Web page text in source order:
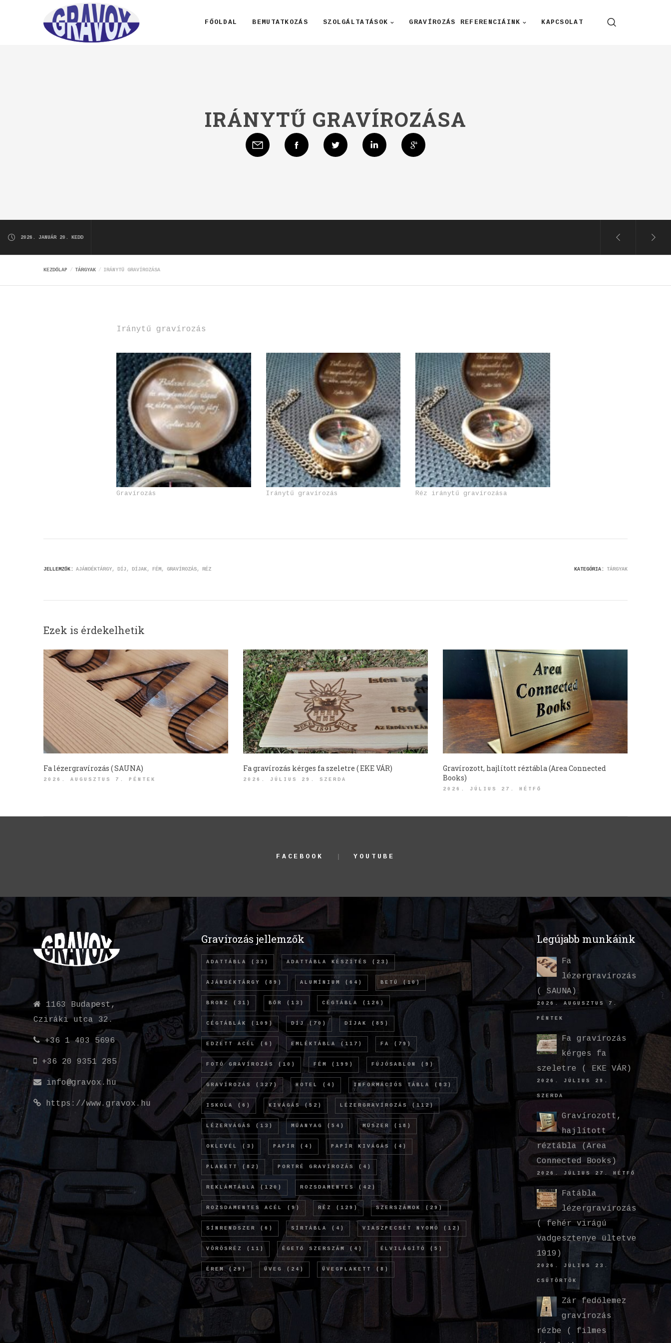
FŐOLDAL BEMUTATKOZÁS SZOLGÁLTATÁSOK GRAVÍROZÁS REFERENCIÁINK KAPCSOLAT
IRÁNYTŰ GRAVÍROZÁSA
2026. JANUÁR 20. KEDD
KEZDŐLAP TÁRGYAK IRÁNYTŰ GRAVÍROZÁSA
Iránytű gravírozás
Gravírozás Iránytű gravírozás Réz iránytű gravírozása
JELLEMZŐK: AJÁNDÉKTÁRGY DÍJ DÍJAK FÉM GRAVÍROZÁS RÉZ KATEGÓRIA: TÁRGYAK
Ezek is érdekelhetik
Fa lézergravírozás ( SAUNA)
2026. AUGUSZTUS 7. PÉNTEK
Fa gravírozás kérges fa szeletre ( EKE VÁR)
2026. JÚLIUS 29. SZERDA
Gravírozott, hajlított réztábla (Area Connected
Books)
2026. JÚLIUS 27. HÉTFŐ
FACEBOOK YOUTUBE
1163 Budapest,
Cziráki utca 32.
+36 1 403 5696
+36 20 9351 285
info@gravox.hu
https://www.gravox.hu
Gravírozás jellemzők
ADATTÁBLA (33) ADATTÁBLA KÉSZÍTÉS (23)
AJÁNDÉKTÁRGY (89) ALUMÍNIUM (64) BETŰ (10)
BRONZ (31) BŐR (13) CÉGTÁBLA (126)
CÉGTÁBLÁK (109) DÍJ (70) DÍJAK (85)
EDZETT ACÉL (6) EMLÉKTÁBLA (117) FA (79)
FOTÓ GRAVÍROZÁS (10) FÉM (199) FÚJÓSABLON (9)
GRAVÍROZÁS (327) HOTEL (4) INFORMÁCIÓS TÁBLA (83)
ISKOLA (6) KIVÁGÁS(52) LÉZERGRAVÍROZÁS (112)
LÉZERVÁGÁS (13) MŰANYAG (54) MŰSZER (18)
OKLEVÉL (3) PAPÍR (4) PAPÍR KIVÁGÁS (4)
PLAKETT(82) PORTRÉ GRAVÍROZÁS (4)
REKLÁMTÁBLA (120) ROZSDAMENTES (42)
ROZSDAMENTES ACÉL (9) RÉZ (129) SZERSZÁMOK (29)
SÍNRENDSZER (6) SÍRTÁBLA (4) VIASZPECSÉT NYOMÓ (12)
VÖRÖSRÉZ (11) ÉGETŐ SZERSZÁM (4) ÉLVILÁGÍTÓ (5)
ÉREM(29) ÜVEG (24) ÜVEGPLAKETT (8)
Legújabb munkáink
Fa
lézergravírozás
( SAUNA)
2026. AUGUSZTUS 7.
PÉNTEK
Fa gravírozás
kérges fa
szeletre ( EKE VÁR)
2026. JÚLIUS 29.
SZERDA
Gravírozott,
hajlított
réztábla (Area
Connected Books)
2026. JÚLIUS 27. HÉTFŐ
Fatábla
lézergravírozás
( fehér virágú
vadgesztenye ültetve
1919)
2026. JÚLIUS 23.
CSÜTÖRTÖK
Zár fedőlemez
gravírozás
rézbe ( filmes